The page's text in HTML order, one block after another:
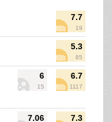
7.7
19
5.3
85
6
15
6.7
1117
7.06 7.3